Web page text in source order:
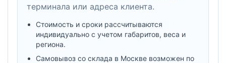
терминала или адреса клиента.
Стоимость и сроки рассчитываются
индивидуально с учетом габаритов, веса и
региона.
Самовывоз со склада в Москве возможен по